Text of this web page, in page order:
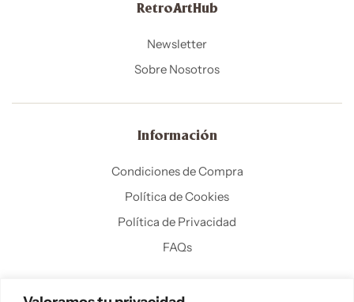
RetroArtHub
Newsletter
Sobre Nosotros
Información
Condiciones de Compra
Política de Cookies
Política de Privacidad
FAQs